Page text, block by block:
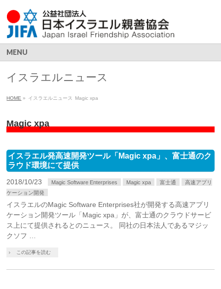
MENU
イスラエルニュース
HOME » イスラエルニュース Magic xpa
Magic xpa
イスラエル発高速開発ツール「Magic xpa」、富士通のク
ラウド環境にて提供
2018/10/23 Magic Software Enterprises Magic xpa 富士通
高速アプリ
ケーション開発
イスラエルのMagic Software Enterprises社が開発する高速アプリ
ケーション開発ツール「Magic xpa」が、富士通のクラウドサービ
ス上にて提供されるとのニュース。 同社の日本法人であるマジッ
クソフ …
この記事を読む